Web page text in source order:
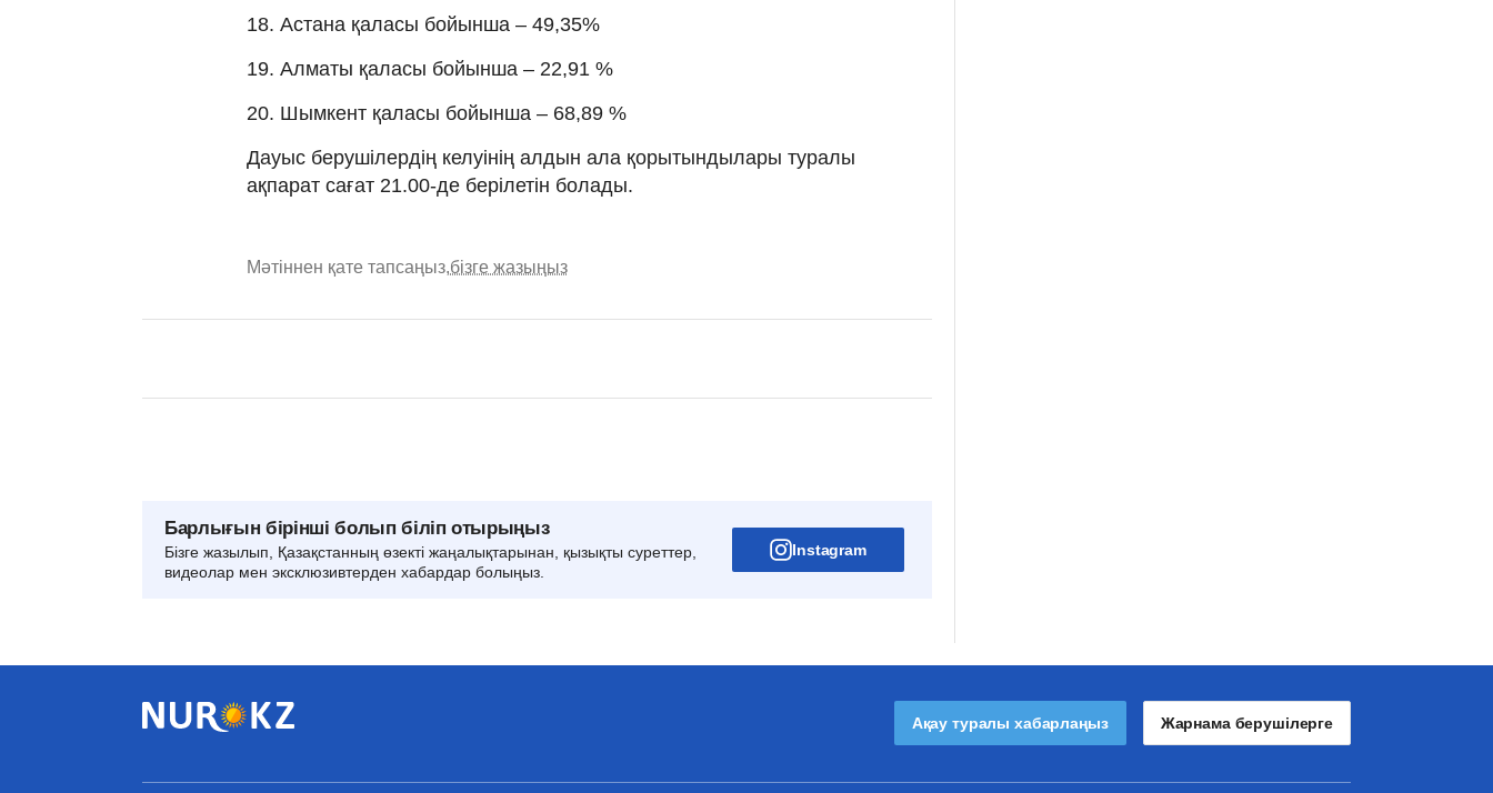
18. Астана қаласы бойынша – 49,35%
19. Алматы қаласы бойынша – 22,91 %
20. Шымкент қаласы бойынша – 68,89 %
Дауыс берушілердің келуінің алдын ала қорытындылары туралы
ақпарат сағат 21.00-де берілетін болады.
Мәтіннен қате тапсаңыз,бізге жазыңыз
Барлығын бірінші болып біліп отырыңыз
Бізге жазылып, Қазақстанның өзекті жаңалықтарынан, қызықты суреттер,
видеолар мен эксклюзивтерден хабардар болыңыз.
Instagram
Ақау туралы хабарлаңыз Жарнама берушілерге